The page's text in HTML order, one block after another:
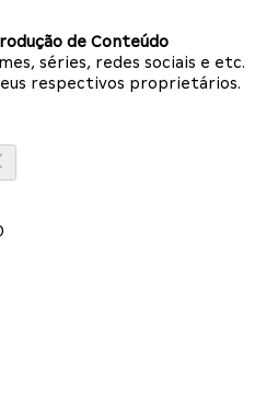
de Conteúdo
séries, redes sociais e etc.
respectivos proprietários.